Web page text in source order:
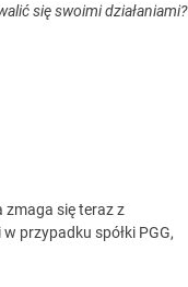
się swoimi działaniami?
zmaga się teraz z
przypadku spółki PGG,